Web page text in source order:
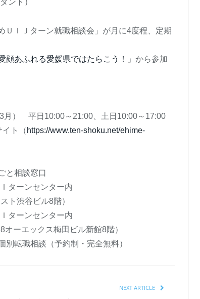
ＩＪターン就職相談会」が月に4度程、定期
顔あふれる愛媛県ではたらこう！
」から参加
） 平日10:00～21:00、土日10:00～17:00
ト（ https://www.ten-shoku.net/ehime-
相談窓口
ーンセンター内
谷ビル8階）
ーンセンター内
クス梅田ビル新館8階）
転職相談（予約制・完全無料）
NEXT ARTICLE